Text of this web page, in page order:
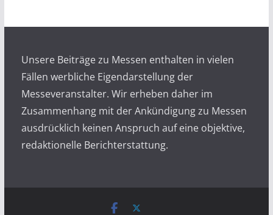
Unsere Beiträge zu Messen enthalten in vielen
Fällen werbliche Eigendarstellung der
Messeveranstalter. Wir erheben daher im
Zusammenhang mit der Ankündigung zu Messen
ausdrücklich keinen Anspruch auf eine objektive,
redaktionelle Berichterstattung.